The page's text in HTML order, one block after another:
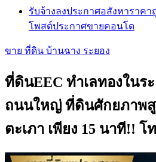
รับจ้างลงประกาศอสังหาราค
โพสต์ประกาศขายคอนโด
ขาย ที่ดิน บ้านฉาง ระยอง
ที่ดินEEC ทำเลทองในร
ถนนใหญ่ ที่ดินศักยภาพ
ตะเภา เพียง 15 นาที!! โ